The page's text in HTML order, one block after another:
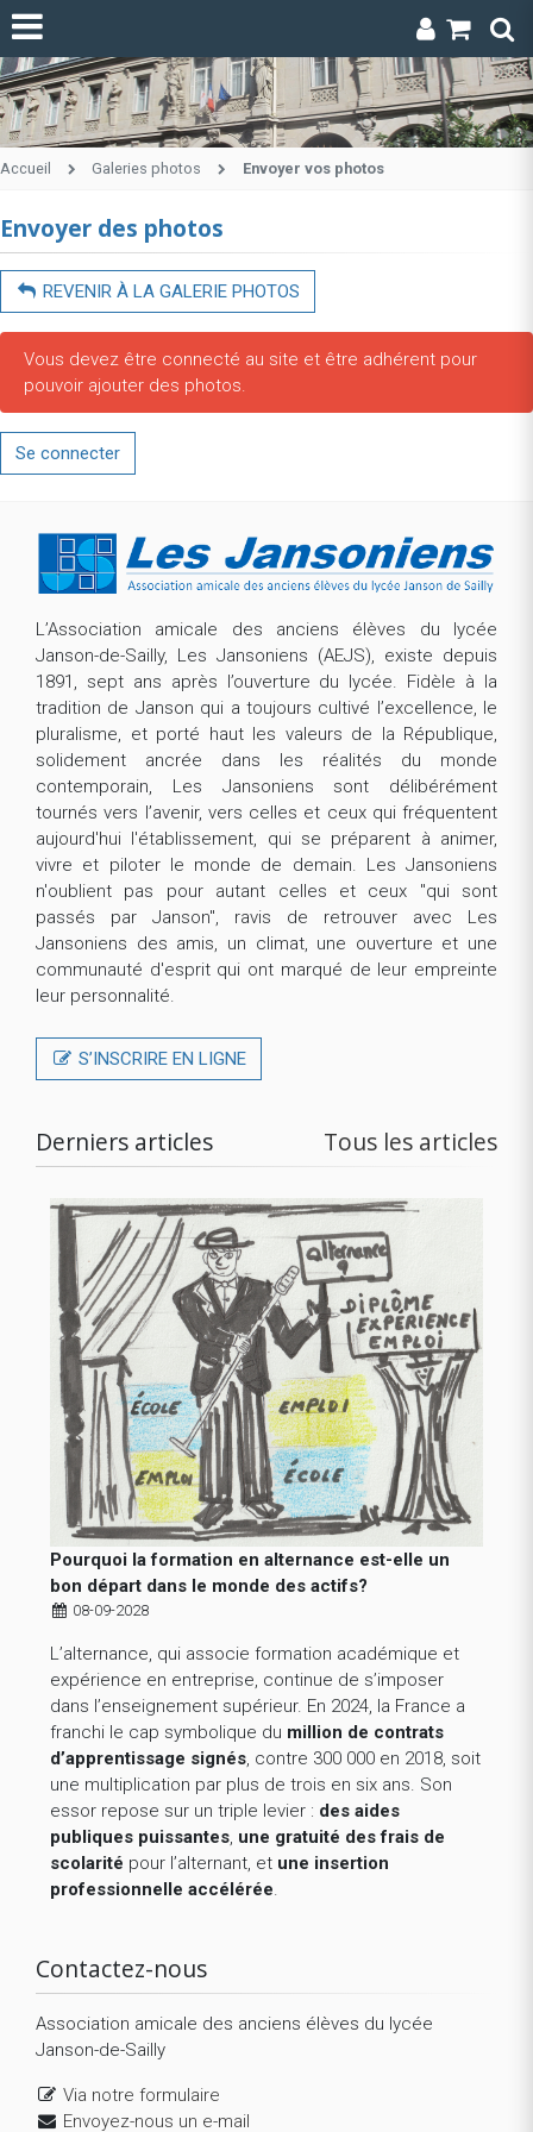
Accueil Galeries photos Envoyer vos photos
Envoyer des photos
REVENIR À LA GALERIE PHOTOS
Vous devez être connecté au site et être adhérent pour
pouvoir ajouter des photos.
Se connecter
L’Association amicale des anciens élèves du lycée
Janson-de-Sailly, Les Jansoniens (AEJS), existe depuis
1891, sept ans après l’ouverture du lycée. Fidèle à la
tradition de Janson qui a toujours cultivé l’excellence, le
pluralisme, et porté haut les valeurs de la République,
solidement ancrée dans les réalités du monde
contemporain, Les Jansoniens sont délibérément
tournés vers l’avenir, vers celles et ceux qui fréquentent
aujourd'hui l'établissement, qui se préparent à animer,
vivre et piloter le monde de demain. Les Jansoniens
n'oublient pas pour autant celles et ceux "qui sont
passés par Janson", ravis de retrouver avec Les
Jansoniens des amis, un climat, une ouverture et une
communauté d'esprit qui ont marqué de leur empreinte
leur personnalité.
S’INSCRIRE EN LIGNE
Derniers articles Tous les articles
Pourquoi la formation en alternance est-elle un
bon départ dans le monde des actifs?
08-09-2028
L’alternance, qui associe formation académique et
expérience en entreprise, continue de s’imposer
dans l’enseignement supérieur. En 2024, la France a
franchi le cap symbolique du million de contrats
d’apprentissage signés, contre 300 000 en 2018, soit
une multiplication par plus de trois en six ans. Son
essor repose sur un triple levier : des aides
publiques puissantes, une gratuité des frais de
scolarité pour l’alternant, et une insertion
professionnelle accélérée.
Contactez-nous
Association amicale des anciens élèves du lycée
Janson-de-Sailly
Via notre formulaire
Envoyez-nous un e-mail